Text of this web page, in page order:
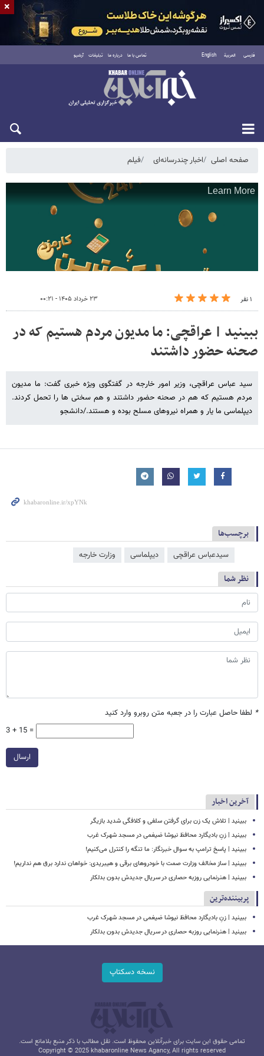
فارسی العربية English تماس با ما درباره ما تبلیغات آرشیو
جمعه ۱۶ مرداد ۱۴۰۵
صفحه اصلی اخبار چندرسانه‌ای فیلم
۱ نفر ۲۳ خرداد ۱۴۰۵ - ۰۰:۲۱
ببینید | عراقچی: ما مدیون مردم هستیم که در
صحنه حضور داشتند
سید عباس عراقچی، وزیر امور خارجه در گفتگوی ویژه خبری گفت: ما مدیون
مردم هستیم که هم در صحنه حضور داشتند و هم سختی ها را تحمل کردند.
دیپلماسی ما یار و همراه نیروهای مسلح بوده و هستند./دانشجو
برچسب‌ها
سیدعباس عراقچی دیپلماسی وزارت خارجه
نظر شما
* لطفا حاصل عبارت را در جعبه متن روبرو وارد کنید
3 + 15 =
ارسال
آخرین اخبار
ببینید | تلاش یک زن برای گرفتن سلفی و کلافگی شدید بازیگر
ببینید | زنِ بادیگارد محافظ نیوشا ضیغمی در مسجد شهرک غرب
ببینید | پاسخ ترامپ به سوال خبرنگار: ما تنگه را کنترل می‌کنیم!
ببینید | ساز مخالف وزارت صمت با خودروهای برقی و هیبریدی: خواهان ندارد برق هم نداریم!
ببینید | هنرنمایی روزبه حصاری در سریال جدیدش بدون بدلکار
پربیننده‌ترین
ببینید | زنِ بادیگارد محافظ نیوشا ضیغمی در مسجد شهرک غرب
ببینید | هنرنمایی روزبه حصاری در سریال جدیدش بدون بدلکار
×
نسخه دسکتاپ
تمامی حقوق این سایت برای خبرآنلاین محفوظ است. نقل مطالب با ذکر منبع بلامانع است.
Copyright © 2025 khabaronline News Agancy, All rights reserved